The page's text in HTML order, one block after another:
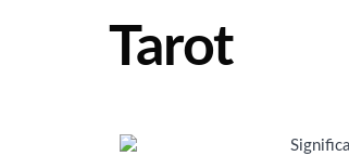
Tarot